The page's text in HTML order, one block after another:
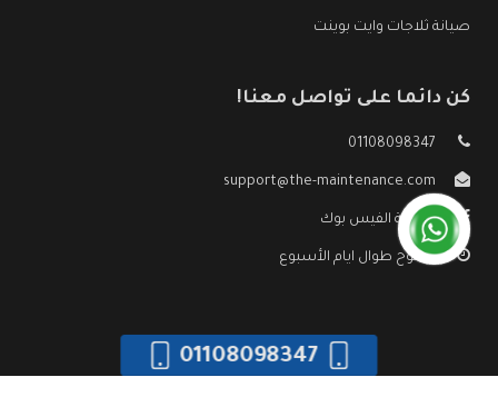
صيانة ثلاجات وايت بوينت
كن دائما على تواصل معنا!
01108098347
support@the-maintenance.com
صفحة الفيس بوك
مفتوح طوال ايام الأسبوع
01108098347